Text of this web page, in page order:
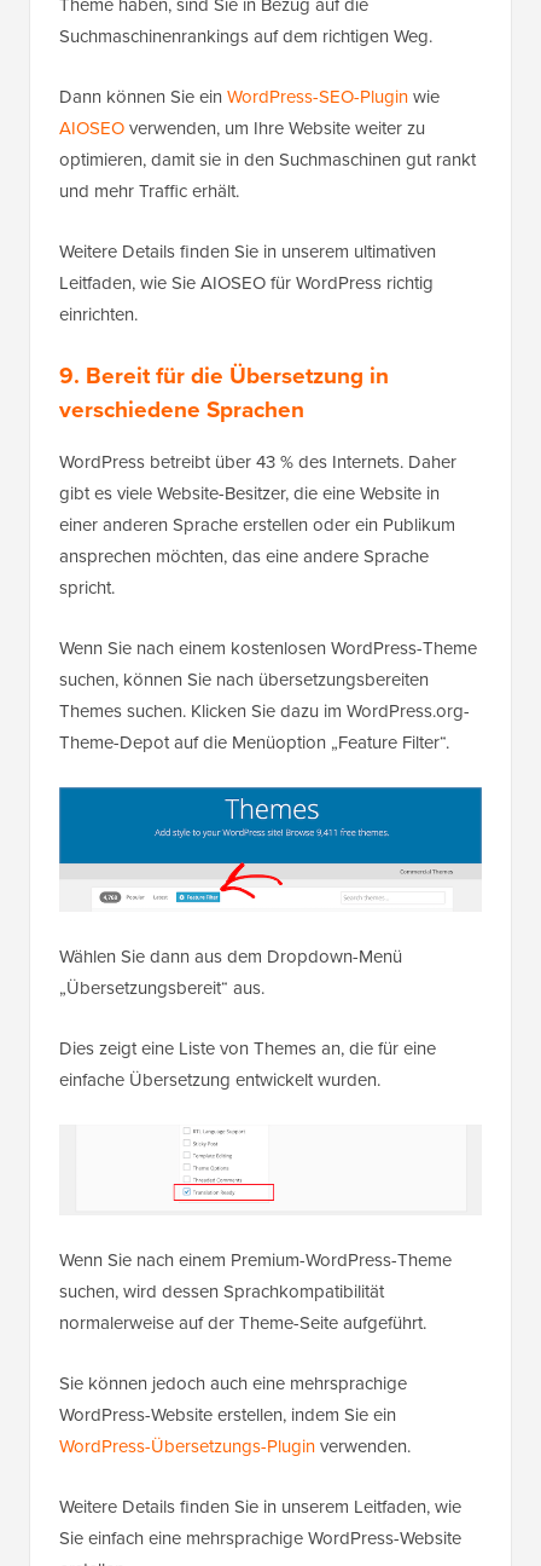
Suchmaschinenrankings auf dem richtigen Weg.
Dann können Sie ein WordPress-SEO-Pluginwie
AIOSEOverwenden, um Ihre Website weiter zu
optimieren, damit sie in den Suchmaschinen gut rankt
und mehr Traffic erhält.
Weitere Details finden Sie in unserem ultimativen
Leitfaden, wie Sie AIOSEO für WordPress richtig
einrichten.
9. Bereit für die Übersetzung in
verschiedene Sprachen
WordPress betreibt über 43 % des Internets. Daher
gibt es viele Website-Besitzer, die eine Website in
einer anderen Sprache erstellen oder ein Publikum
ansprechen möchten, das eine andere Sprache
spricht.
Wenn Sie nach einem kostenlosen WordPress-Theme
suchen, können Sie nach übersetzungsbereiten
Themes suchen. Klicken Sie dazu im WordPress.org-
Theme-Depot auf die Menüoption „Feature Filter“.
Wählen Sie dann aus dem Dropdown-Menü
„Übersetzungsbereit“ aus.
Dies zeigt eine Liste von Themes an, die für eine
einfache Übersetzung entwickelt wurden.
Wenn Sie nach einem Premium-WordPress-Theme
suchen, wird dessen Sprachkompatibilität
normalerweise auf der Theme-Seite aufgeführt.
Sie können jedoch auch eine mehrsprachige
WordPress-Website erstellen, indem Sie ein
WordPress-Übersetzungs-Pluginverwenden.
Weitere Details finden Sie in unserem Leitfaden, wie
Sie einfach eine mehrsprachige WordPress-Website